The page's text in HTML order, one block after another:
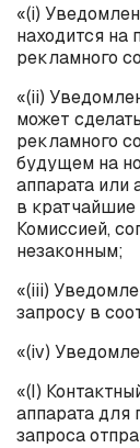
«(i)
находится на
рекламного
«(ii)
может
рекламного
будущем на
аппарата или
в
Комиссией,
незаконным;
«(iii)
запросу в
«(iv)
«(I)
аппарата для
запроса